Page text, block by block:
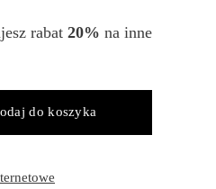
rabat 20% na inne
do koszyka